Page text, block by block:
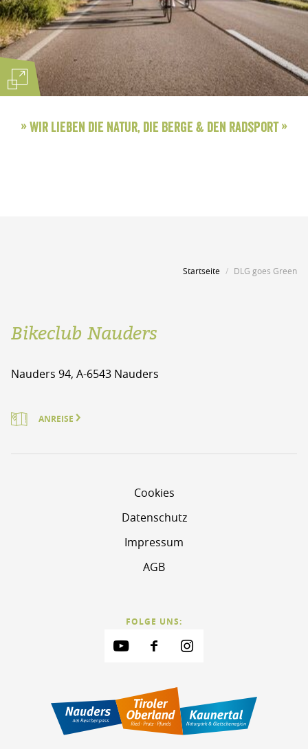
»Wir lieben die Natur, die Berge & den Radsport»
Startseite DLG goes Green
Bikeclub Nauders
Nauders 94, A-6543 Nauders
ANREISE
Cookies
Datenschutz
Impressum
AGB
FOLGE UNS: